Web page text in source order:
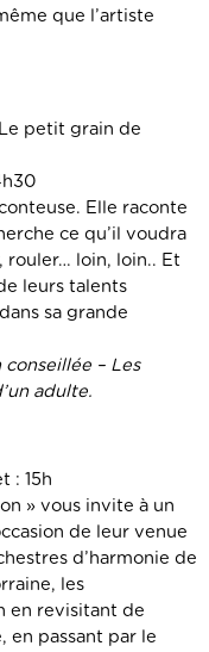
que l’artiste
petit grain de
Elle raconte
ce qu’il voudra
rouler… loin, loin.. Et
leurs talents
sa grande
– Les
adulte.
: 15h
» vous invite à un
de leur venue
d’harmonie de
les
en revisitant de
en passant par le